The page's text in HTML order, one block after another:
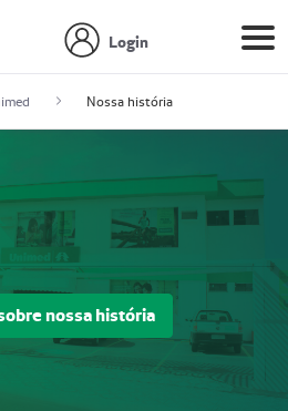
Login
Nossa história
nossa história